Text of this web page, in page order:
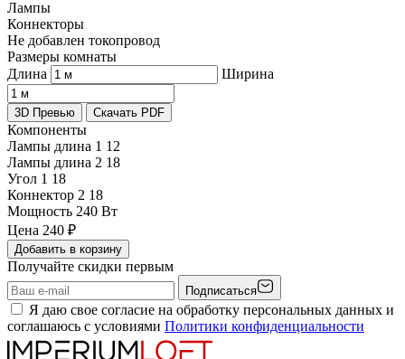
Лампы
Коннекторы
Не добавлен токопровод
Размеры комнаты
Длина
Ширина
3D Превью Скачать PDF
Компоненты
Лампы длина 1 12
Лампы длина 2 18
Угол 1 18
Коннектор 2 18
Мощность 240 Вт
Цена 240 ₽
Добавить в корзину
Получайте скидки первым
Подписаться
Я даю свое согласие на обработку персональных данных и
соглашаюсь с условиями Политики конфиденциальности